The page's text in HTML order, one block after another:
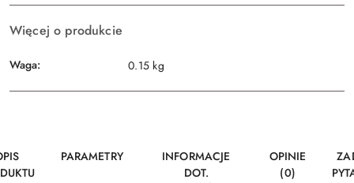
Więcej o produkcie
Waga: 0.15 kg
PARAMETRY
INFORMACJE
DOT.
OPINIE
(0)